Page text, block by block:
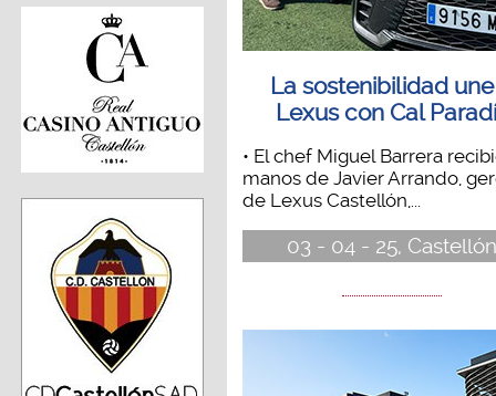
La sostenibilidad
Lexus con Cal
• El chef Miguel Barrera
manos de Javier Arrando,
de Lexus Castellón,...
03 - 04 - 25, Castellón